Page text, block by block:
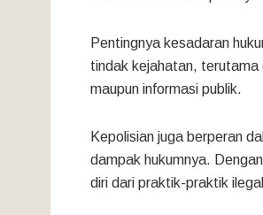
Pentingnya kesadaran
tindak kejahatan, terutama
maupun informasi publik.
Kepolisian juga berperan
dampak hukumnya.
diri dari praktik-praktik